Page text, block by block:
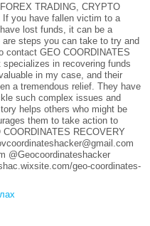
TRADING, CRYPTO
If you have fallen victim to a
lost funds, it can be a
steps you can take to try and
contact GEO COORDINATES
in recovering funds
in my case, and their
a tremendous relief. They have
such complex issues and
helps others who might be
them to take action to
RECOVERY
@Geocoordinateshacker
geo-coordinates-